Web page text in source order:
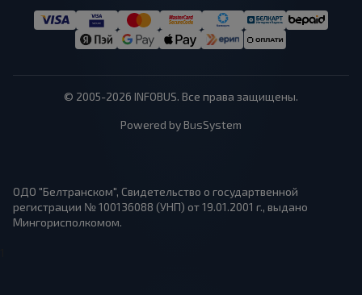
© 2005-2026 INFOBUS. Все права защищены.
Powered by BusSystem
ОДО "Белтранском", Свидетельство о государтвенной
регистрации № 100136088 (УНП) от 19.01.2001 г., выдано
Мингорисполкомом.